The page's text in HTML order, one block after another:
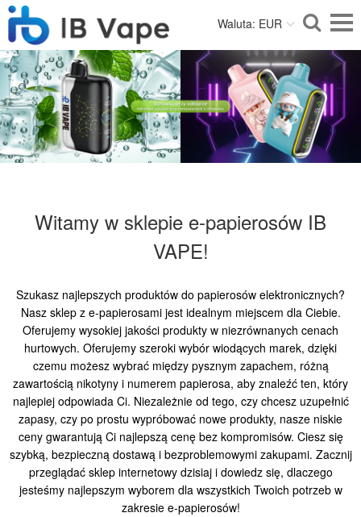
Waluta: EUR
Witamy w sklepie e-papierosów IB
VAPE!
Szukasz najlepszych produktów do papierosów elektronicznych?
Nasz sklep z e-papierosami jest idealnym miejscem dla Ciebie.
Oferujemy wysokiej jakości produkty w niezrównanych cenach
hurtowych. Oferujemy szeroki wybór wiodących marek, dzięki
czemu możesz wybrać między pysznym zapachem, różną
zawartością nikotyny i numerem papierosa, aby znaleźć ten, który
najlepiej odpowiada Ci. Niezależnie od tego, czy chcesz uzupełnić
zapasy, czy po prostu wypróbować nowe produkty, nasze niskie
ceny gwarantują Ci najlepszą cenę bez kompromisów. Ciesz się
szybką, bezpieczną dostawą i bezproblemowymi zakupami. Zacznij
przeglądać sklep internetowy dzisiaj i dowiedz się, dlaczego
jesteśmy najlepszym wyborem dla wszystkich Twoich potrzeb w
zakresie e-papierosów!